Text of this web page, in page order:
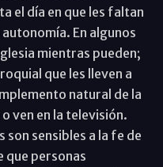
el día en que les faltan
En algunos
mientras pueden;
que les lleven a
natural de la
ven en la televisión.
sensibles a la fe de
que personas